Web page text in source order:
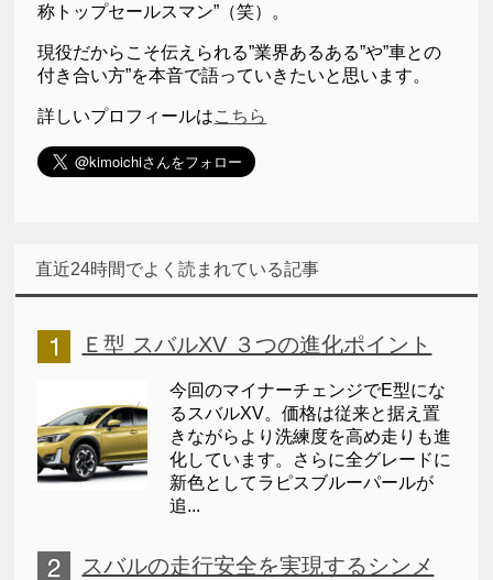
称トップセールスマン”（笑）。
現役だからこそ伝えられる”業界あるある”や”車との
付き合い方”を本音で語っていきたいと思います。
詳しいプロフィールはこちら
直近24時間でよく読まれている記事
Ｅ型 スバルXV ３つの進化ポイント
今回のマイナーチェンジでE型にな
るスバルXV。価格は従来と据え置
きながらより洗練度を高め走りも進
化しています。さらに全グレードに
新色としてラピスブルーパールが
追...
スバルの走行安全を実現するシンメ